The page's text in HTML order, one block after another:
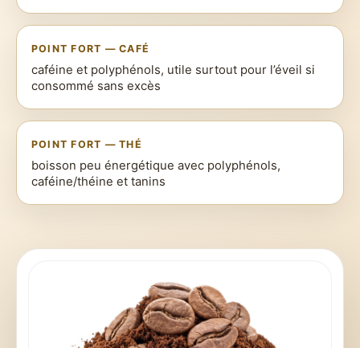
POINT FORT — CAFÉ
caféine et polyphénols, utile surtout pour l’éveil si
consommé sans excès
POINT FORT — THÉ
boisson peu énergétique avec polyphénols,
caféine/théine et tanins